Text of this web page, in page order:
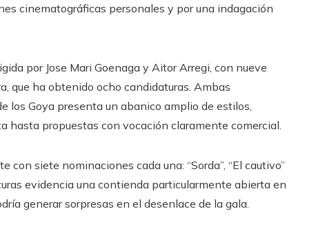
cinematográficas personales y por una indagación
por Jose Mari Goenaga y Aitor Arregi, con nueve
que ha obtenido ocho candidaturas. Ambas
los Goya presenta un abanico amplio de estilos,
hasta propuestas con vocación claramente comercial.
siete nominaciones cada una: “Sorda”, “El cautivo”
evidencia una contienda particularmente abierta en
generar sorpresas en el desenlace de la gala.